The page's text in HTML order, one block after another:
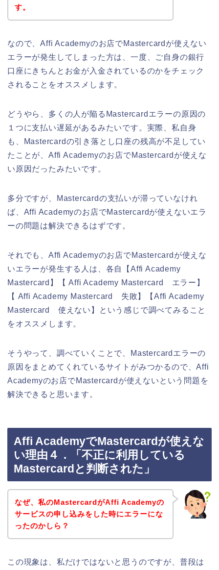
す。
なので、Affi Academyのお店でMastercardが使えない
エラーが発生してしまった方は、一度、ご自身の銀行
口座にきちんとお金が入金されているのかをチェック
されることをオススメします。
どうやら、多くの人が陥るMastercardエラーの原因の
１つに支払い遅延があるみたいです。実際、私自身
も、Mastercardの引き落とし口座の残高が不足してい
たことが、Affi Academyのお店でMastercardが使えな
い原因だったみたいです。
多分ですが、Mastercardの支払いが滞っていなけれ
ば、Affi Academyのお店でMastercardが使えないエラ
ーの問題は解決できるはずです。
それでも、Affi Academyのお店でMastercardが使えな
いエラーが発生する人は、各自【Affi Academy
Mastercard】【 Affi Academy Mastercard エラー】
【 Affi Academy Mastercard 失敗】【Affi Academy
Mastercard 使えない】という感じで調べてみること
をオススメします。
そうやって、調べていくことで、Mastercardエラーの
原因をまとめてくれているサイトがみつかるので、Affi
Academyのお店でMastercardが使えないという問題を
解決できると思います。
Affi AcademyでMastercardが使えな
い理由４．「不正に利用している
Mastercardと判断された」
なぜ、私のMastercardがAffi Academyの
サービスの申し込みをした時にエラーにな
ったのかしら？
この現象は、私だけではないと思うのですが、普段は